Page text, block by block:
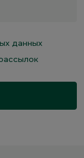
данных